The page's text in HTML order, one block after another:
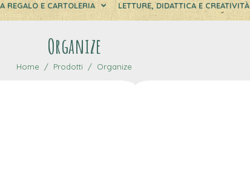
REGALO E CARTOLERIA LETTURE, DIDATTICA E CREATIVITÀ
Organize
Home Prodotti Organize